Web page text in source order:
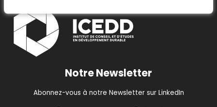
Notre Newsletter
Abonnez-vous à notre Newsletter sur LinkedIn